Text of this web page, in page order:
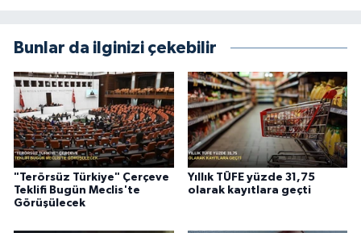
Bunlar da ilginizi çekebilir
"Terörsüz Türkiye" Çerçeve
Teklifi Bugün Meclis'te
Görüşülecek
Yıllık TÜFE yüzde 31,75
olarak kayıtlara geçti